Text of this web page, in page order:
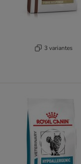
3 variantes